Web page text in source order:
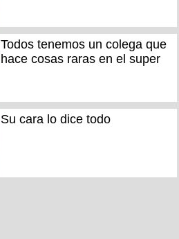
Todos tenemos un colega que
hace cosas raras en el super
Su cara lo dice todo